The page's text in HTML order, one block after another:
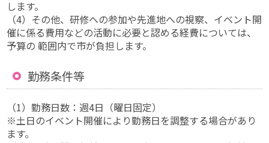
します。
（4）その他、研修への参加や先進地への視察、イベント開
催に係る費用などの活動に必要と認める経費については、
予算の 範囲内で市が負担します。
勤務条件等
（1）勤務日数：週4日（曜日固定）
※土日のイベント開催により勤務日を調整する場合があり
ます。